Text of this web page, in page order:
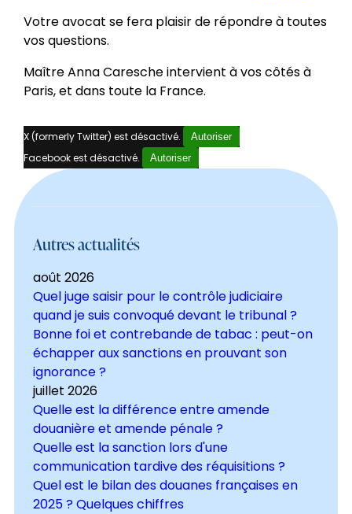
Votre avocat se fera plaisir de répondre à toutes
vos questions.
Maître Anna Caresche intervient à vos côtés à
Paris, et dans toute la France.
X (formerly Twitter) est désactivé. Autoriser
Facebook est désactivé. Autoriser
Autres actualités
août 2026
Quel juge saisir pour le contrôle judiciaire
quand je suis convoqué devant le tribunal ?
Bonne foi et contrebande de tabac : peut-on
échapper aux sanctions en prouvant son
ignorance ?
juillet 2026
Quelle est la différence entre amende
douanière et amende pénale ?
Quelle est la sanction lors d'une
communication tardive des réquisitions ?
Quel est le bilan des douanes françaises en
2025 ? Quelques chiffres